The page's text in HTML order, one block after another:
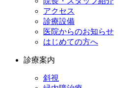
アクセス
診療設備
医院からのお知らせ
はじめての方へ
診療案内
斜視